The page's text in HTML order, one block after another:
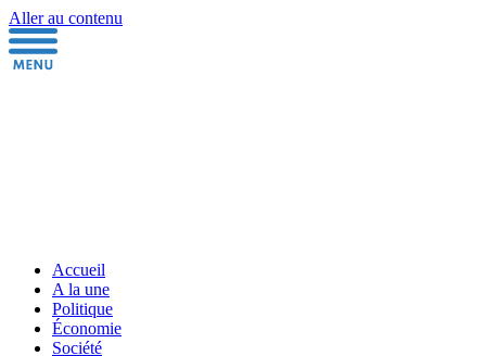
Aller au contenu
Accueil
A la une
Politique
Économie
Société